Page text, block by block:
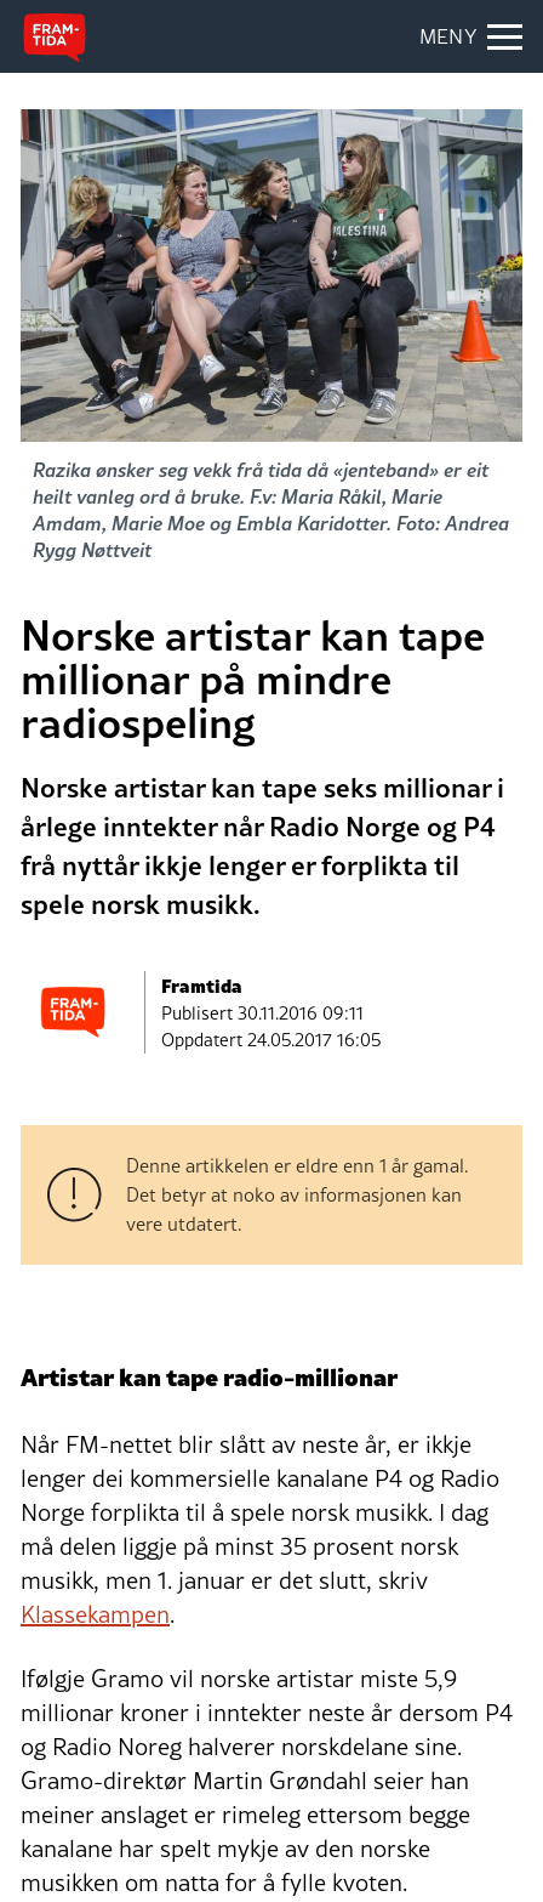
MENY
Razika ønsker seg vekk frå tida då «jenteband» er eit
heilt vanleg ord å bruke. F.v: Maria Råkil, Marie
Amdam, Marie Moe og Embla Karidotter. Foto: Andrea
Rygg Nøttveit
Norske artistar kan tape
millionar på mindre
radiospeling
Norske artistar kan tape seks millionar i
årlege inntekter når Radio Norge og P4
frå nyttår ikkje lenger er forplikta til
spele norsk musikk.
Framtida
Publisert30.11.2016 09:11
Oppdatert 24.05.2017 16:05
Denne artikkelen er eldre enn 1 år gamal.
Det betyr at noko av informasjonen kan
vere utdatert.
Artistar kan tape radio-millionar
Når FM-nettet blir slått av neste år, er ikkje
lenger dei kommersielle kanalane P4 og Radio
Norge forplikta til å spele norsk musikk. I dag
må delen liggje på minst 35 prosent norsk
musikk, men 1. januar er det slutt, skriv
Klassekampen.
Ifølgje Gramo vil norske artistar miste 5,9
millionar kroner i inntekter neste år dersom P4
og Radio Noreg halverer norskdelane sine.
Gramo-direktør Martin Grøndahl seier han
meiner anslaget er rimeleg ettersom begge
kanalane har spelt mykje av den norske
musikken om natta for å fylle kvoten.